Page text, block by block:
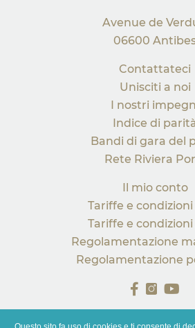
Avenue de
06600
Contattateci
Unisciti a noi
I nostri
Indice di parità
Bandi di gara del
Rete Riviera
Il mio conto
Tariffe e condizioni
Tariffe e condizioni
Regolamentazione
Regolamentazione